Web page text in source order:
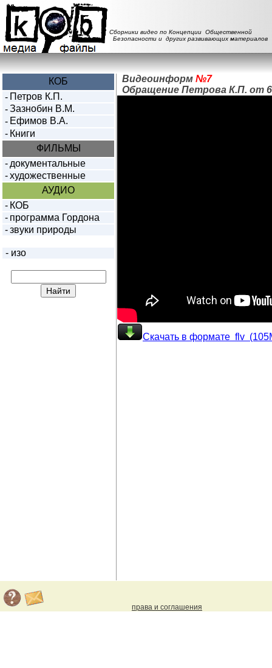
Сборники видео по Концепции Общественной
Безопасности и других развивающих материалов
КОБ
- Петров К.П.
- Зазнобин В.М.
- Ефимов В.А.
- Книги
ФИЛЬМЫ
- документальные
- художественные
АУДИО
- КОБ
- программа Гордона
- звуки природы
- изо
Видеоинформ №7
Обращение Петрова К.П. от 6
Скачать в формате flv
права и соглашения